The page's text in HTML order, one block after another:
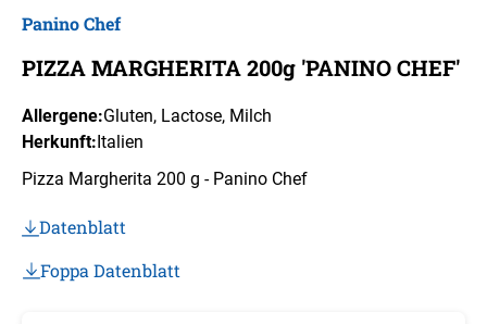
Panino Chef
PIZZA MARGHERITA 200g 'PANINO CHEF'
Allergene:Gluten, Lactose, Milch
Herkunft:Italien
Pizza Margherita 200 g - Panino Chef
Datenblatt
Foppa Datenblatt